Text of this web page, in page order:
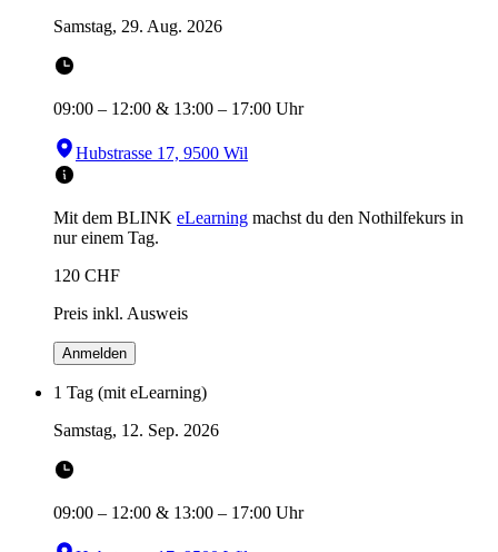
Samstag, 29. Aug. 2026
09:00 – 12:00 & 13:00 – 17:00 Uhr
Hubstrasse 17, 9500 Wil
Mit dem BLINK eLearning machst du den Nothilfekurs in
nur einem Tag.
120 CHF
Preis inkl. Ausweis
Anmelden
1 Tag (mit eLearning)
Samstag, 12. Sep. 2026
09:00 – 12:00 & 13:00 – 17:00 Uhr